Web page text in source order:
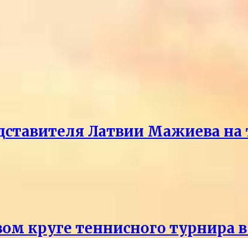
Латвии Мажиева на
круге теннисного турнира